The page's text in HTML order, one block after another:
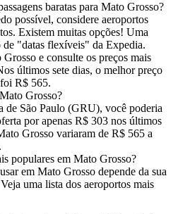
baratas para Mato Grosso?
possível, considere aeroportos
Existem muitas opções! Uma
"datas flexíveis" da Expedia.
e consulte os preços mais
últimos sete dias, o melhor preço
R$ 565.
Grosso?
de São Paulo (GRU), você poderia
por apenas R$ 303 nos últimos
Grosso variaram de R$ 565 a
populares em Mato Grosso?
em Mato Grosso depende da sua
uma lista dos aeroportos mais